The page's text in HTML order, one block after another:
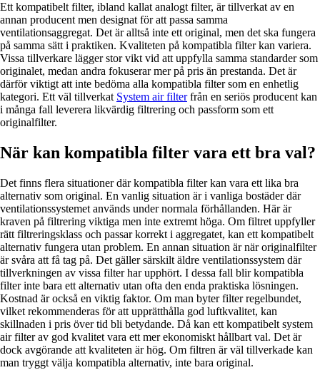
Ett kompatibelt filter, ibland kallat analogt filter, är tillverkat av en
annan producent men designat för att passa samma
ventilationsaggregat. Det är alltså inte ett original, men det ska fungera
på samma sätt i praktiken. Kvaliteten på kompatibla filter kan variera.
Vissa tillverkare lägger stor vikt vid att uppfylla samma standarder som
originalet, medan andra fokuserar mer på pris än prestanda. Det är
därför viktigt att inte bedöma alla kompatibla filter som en enhetlig
kategori. Ett väl tillverkat System air filterfrån en seriös producent kan
i många fall leverera likvärdig filtrering och passform som ett
originalfilter.
När kan kompatibla filter vara ett bra val?
Det finns flera situationer där kompatibla filter kan vara ett lika bra
alternativ som original. En vanlig situation är i vanliga bostäder där
ventilationssystemet används under normala förhållanden. Här är
kraven på filtrering viktiga men inte extremt höga. Om filtret uppfyller
rätt filtreringsklass och passar korrekt i aggregatet, kan ett kompatibelt
alternativ fungera utan problem. En annan situation är när originalfilter
är svåra att få tag på. Det gäller särskilt äldre ventilationssystem där
tillverkningen av vissa filter har upphört. I dessa fall blir kompatibla
filter inte bara ett alternativ utan ofta den enda praktiska lösningen.
Kostnad är också en viktig faktor. Om man byter filter regelbundet,
vilket rekommenderas för att upprätthålla god luftkvalitet, kan
skillnaden i pris över tid bli betydande. Då kan ett kompatibelt system
air filter av god kvalitet vara ett mer ekonomiskt hållbart val. Det är
dock avgörande att kvaliteten är hög. Om filtren är väl tillverkade kan
man tryggt välja kompatibla alternativ, inte bara original.